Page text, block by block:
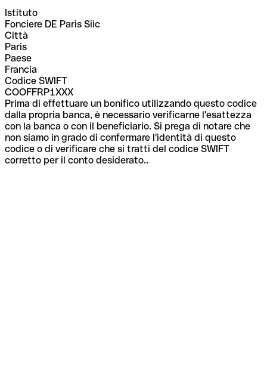
Istituto
Fonciere DE Paris Siic
Città
Paris
Paese
Francia
Codice SWIFT
COOFFRP1XXX
Prima di effettuare un bonifico utilizzando questo codice
dalla propria banca, è necessario verificarne l'esattezza
con la banca o con il beneficiario. Si prega di notare che
non siamo in grado di confermare l'identità di questo
codice o di verificare che si tratti del codice SWIFT
corretto per il conto desiderato..